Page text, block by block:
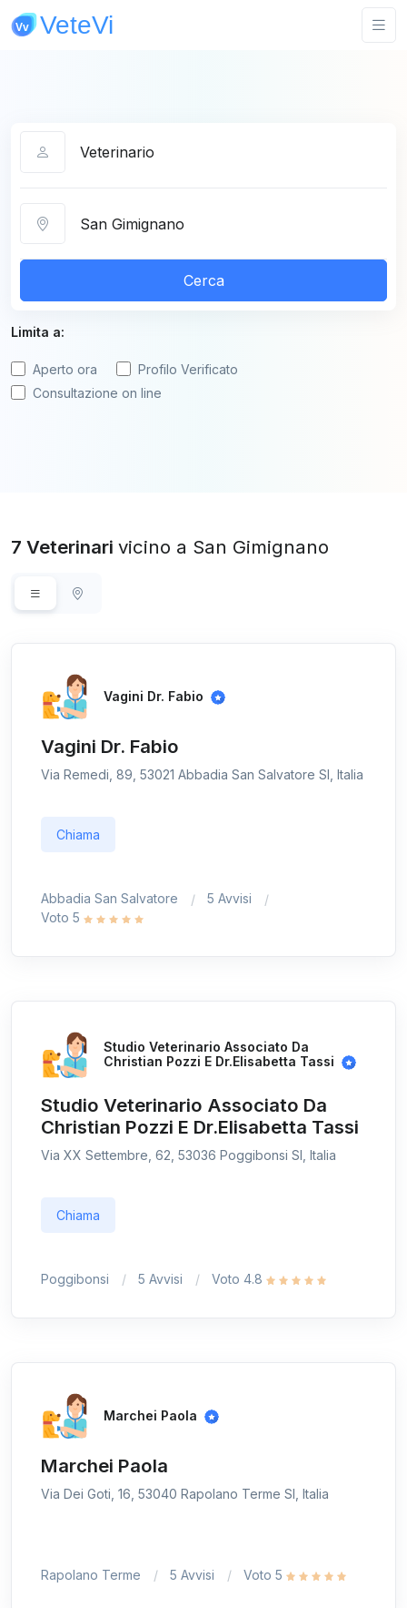
Cerca
Limita a:
Aperto ora
Profilo Verificato
Consultazione on line
7 Veterinari vicino a San Gimignano
Vagini Dr. Fabio
Vagini Dr. Fabio
Via Remedi, 89, 53021 Abbadia San Salvatore SI, Italia
Chiama
Abbadia San Salvatore
5 Avvisi
Voto 5
Studio Veterinario Associato Da
Christian Pozzi E Dr.Elisabetta Tassi
Studio Veterinario Associato Da
Christian Pozzi E Dr.Elisabetta Tassi
Via XX Settembre, 62, 53036 Poggibonsi SI, Italia
Chiama
Poggibonsi 5 Avvisi Voto 4.8
Marchei Paola
Marchei Paola
Via Dei Goti, 16, 53040 Rapolano Terme SI, Italia
Rapolano Terme 5 Avvisi Voto 5